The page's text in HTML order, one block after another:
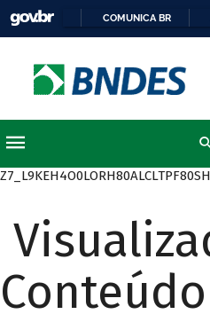
COMUNICA BR